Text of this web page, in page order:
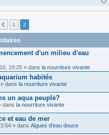
1 2
d'un milieu d'eau
19:25 » dans la nourriture vivante
habités
dans la nourriture vivante
un aqua peuplė?
dans la nourriture vivante
et eau de mer
» dans Algues d'eau douce